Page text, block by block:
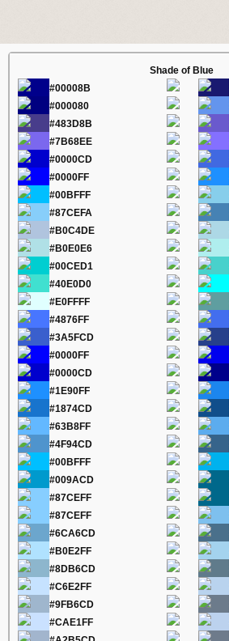
Shade of Blue
#00008B
#000080
#483D8B
#7B68EE
#0000CD
#0000FF
#00BFFF
#87CEFA
#B0C4DE
#B0E0E6
#00CED1
#40E0D0
#E0FFFF
#4876FF
#3A5FCD
#0000FF
#0000CD
#1E90FF
#1874CD
#63B8FF
#4F94CD
#00BFFF
#009ACD
#87CEFF
#87CEFF
#6CA6CD
#B0E2FF
#8DB6CD
#C6E2FF
#9FB6CD
#CAE1FF